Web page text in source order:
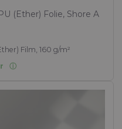
(Ether) Folie, Shore A
Film, 160 g/m²